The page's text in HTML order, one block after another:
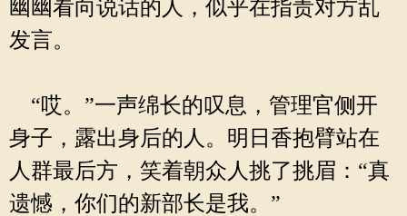
幽幽看向说话的人，似乎在指责对方乱
发言。
“哎。”一声绵长的叹息，管理官侧开
身子，露出身后的人。明日香抱臂站在
人群最后方，笑着朝众人挑了挑眉：“真
遗憾，你们的新部长是我。”